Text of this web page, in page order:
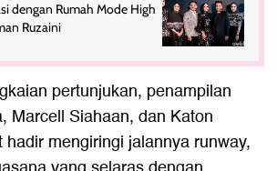
dengan Rumah Mode High
Ruzaini
pertunjukan, penampilan
Marcell Siahaan, dan Katon
mengiringi jalannya runway,